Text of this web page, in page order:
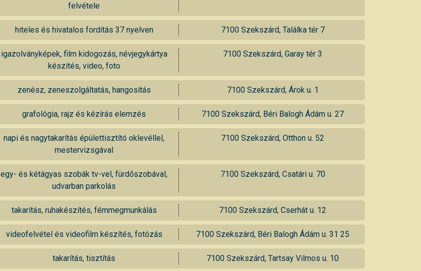
felvétele
hiteles és hivatalos fordítás 37 nyelven 7100 Szekszárd, Találka tér 7
igazolványképek, film kidogozás, névjegykártya
készítés, video, foto
7100 Szekszárd, Garay tér 3
zenész, zeneszolgáltatás, hangosítás 7100 Szekszárd, Árok u. 1
grafológia, rajz és kézírás elemzés 7100 Szekszárd, Béri Balogh Ádám u. 27
napi és nagytakarítás épülettisztító oklevéllel,
mestervizsgával
7100 Szekszárd, Otthon u. 52
egy- és kétágyas szobák tv-vel, fürdőszobával,
udvarban parkolás
7100 Szekszárd, Csatári u. 70
takarítás, ruhakészítés, fémmegmunkálás 7100 Szekszárd, Cserhát u. 12
videofelvétel és videofilm készítés, fotózás 7100 Szekszárd, Béri Balogh Ádám u. 31 25
takarítás, tisztítás 7100 Szekszárd, Tartsay Vilmos u. 10